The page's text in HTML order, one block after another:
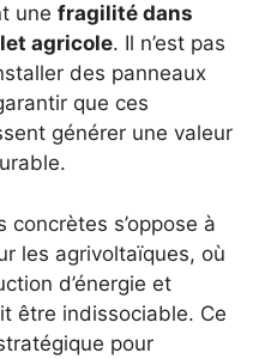
une fragilité dans
agricole. Il n’est pas
des panneaux
que ces
générer une valeur
s’oppose à
les agrivoltaïques, où
d’énergie et
être indissociable. Ce
pour